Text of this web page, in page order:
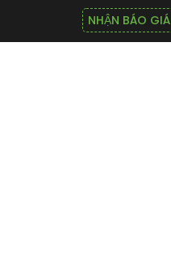
NHẬN BÁO GIÁ